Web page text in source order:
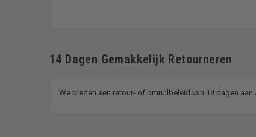
14 Dagen Gemakkelijk Retourneren
We bieden een retour- of omruilbeleid van 14 dagen